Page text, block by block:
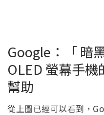
Google：「 暗
OLED 螢幕手
幫助
從上圖已經可以看到，